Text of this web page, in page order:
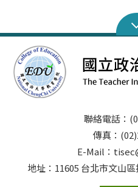
聯絡電話：
傳真：
E-Mail：
地址：11605 台北市文山